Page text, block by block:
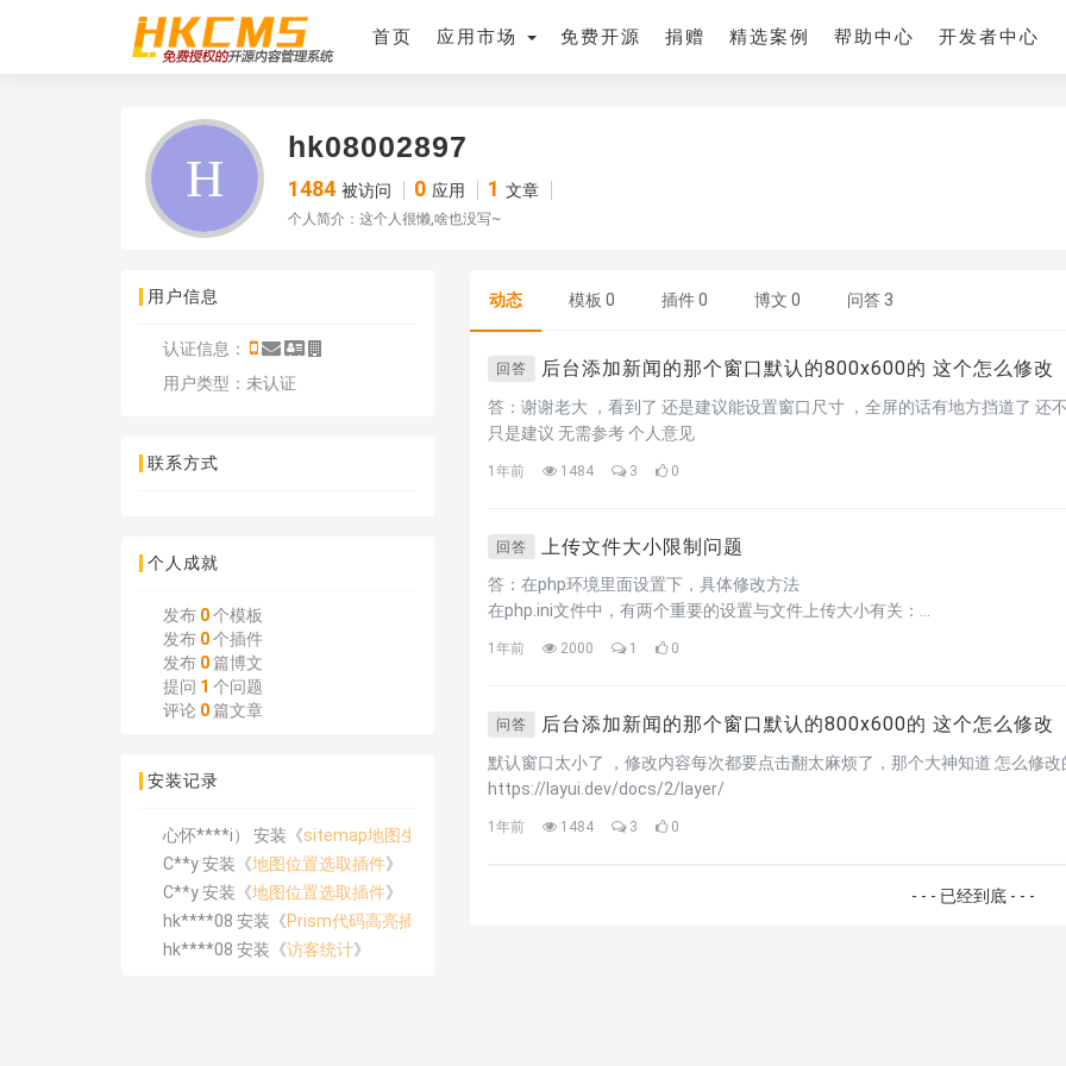
首页 应用市场 免费开源 捐赠 精选案例 帮助中心 开发者中心
hk08002897
1484 被访问 0 应用 1 文章
个人简介：这个人很懒,啥也没写~
用户信息
认证信息：
用户类型：未认证
联系方式
个人成就
发布 0个模板
发布 0个插件
发布 0篇博文
提问 1 个问题
评论 0篇文章
安装记录
心怀****i） 安装《sitemap地图生成
C**y 安装《地图位置选取插件》
C**y 安装《地图位置选取插件》
hk****08 安装《Prism代码高亮插件
hk****08 安装《访客统计》
动态 模板 0 插件0 博文 0 问答 3
回答 后台添加新闻的那个窗口默认的800x600的 这个怎么修改
答：谢谢老大 ，看到了 还是建议能设置窗口尺寸 ，全屏的话有地方挡道了 还不能自适应 新窗口可以，全屏功能可以稍微缩小点 也行
只是建议 无需参考 个人意见
1年前 1484 3 0
回答 上传文件大小限制问题
答：在php环境里面设置下，具体修改方法
在php.ini文件中，有两个重要的设置与文件上传大小有关：
upload_max_filesize = 20M
1年前 2000 1 0
问答 后台添加新闻的那个窗口默认的800x600的 这个怎么修改
默认窗口太小了 ，修改内容每次都要点击翻太麻烦了，那个大神知道 怎么修改的 麻烦告知下修改哪里 文件说明
https://layui.dev/docs/2/layer/
1年前 1484 3 0
- - - 已经到底 - - -